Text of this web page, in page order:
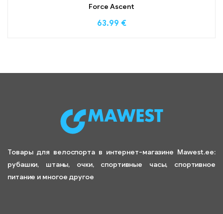
Force Ascent
63.99 €
Товары для велоспорта в интернет-магазине Mawest.ee:
рубашки, штаны, очки, спортивные часы, спортивное
питание и многое другое